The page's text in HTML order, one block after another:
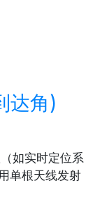
达角)
如实时定位系
单根天线发射